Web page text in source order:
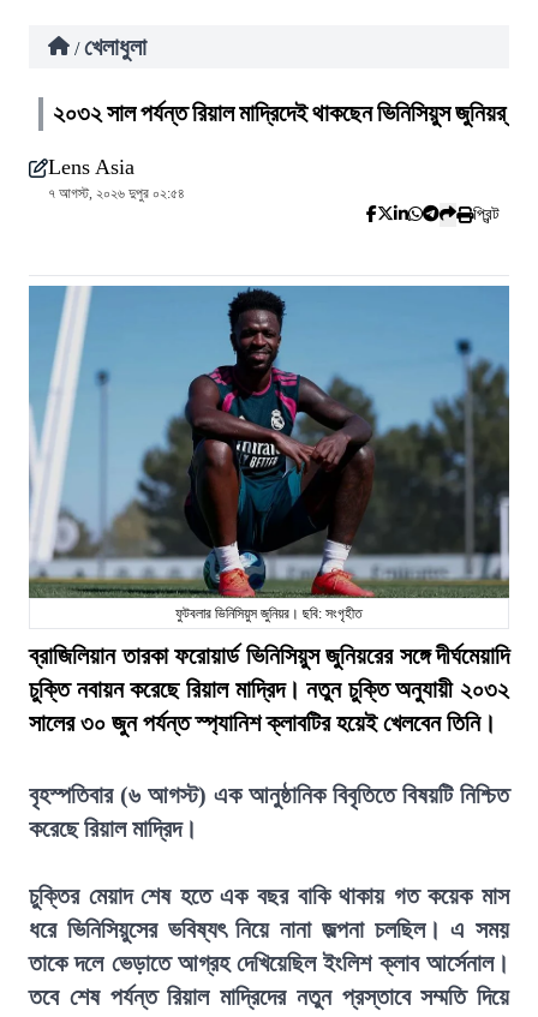
/ খেলাধুলা
২০৩২ সাল পর্যন্ত রিয়াল মাদ্রিদেই থাকছেন ভিনিসিয়ুস জুনিয়র্
Lens Asia
৭ আগস্ট, ২০২৬ দুপুর ০২:৫৪
প্রিন্ট
ফুটবলার ভিনিসিয়ুস জুনিয়র। ছবি: সংগৃহীত
ব্রাজিলিয়ান তারকা ফরোয়ার্ড ভিনিসিয়ুস জুনিয়রের সঙ্গে দীর্ঘমেয়াদি
চুক্তি নবায়ন করেছে রিয়াল মাদ্রিদ। নতুন চুক্তি অনুযায়ী ২০৩২
সালের ৩০ জুন পর্যন্ত স্প্যানিশ ক্লাবটির হয়েই খেলবেন তিনি।
বৃহস্পতিবার (৬ আগস্ট) এক আনুষ্ঠানিক বিবৃতিতে বিষয়টি নিশ্চিত
করেছে রিয়াল মাদ্রিদ।
চুক্তির মেয়াদ শেষ হতে এক বছর বাকি থাকায় গত কয়েক মাস
ধরে ভিনিসিয়ুসের ভবিষ্যৎ নিয়ে নানা জল্পনা চলছিল। এ সময়
তাকে দলে ভেড়াতে আগ্রহ দেখিয়েছিল ইংলিশ ক্লাব আর্সেনাল।
তবে শেষ পর্যন্ত রিয়াল মাদ্রিদের নতুন প্রস্তাবে সম্মতি দিয়ে